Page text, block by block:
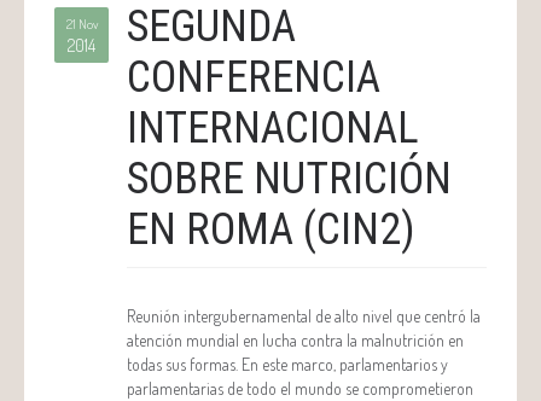
21 Nov
2014
SEGUNDA
CONFERENCIA
INTERNACIONAL
SOBRE NUTRICIÓN
EN ROMA (CIN2)
Reunión intergubernamental de alto nivel que centró la
atención mundial en lucha contra la malnutrición en
todas sus formas. En este marco, parlamentarios y
parlamentarias de todo el mundo se comprometieron